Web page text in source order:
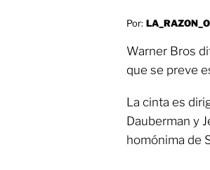
Por:
Warner Bros
que se preve
La cinta es
Dauberman y
homónima de